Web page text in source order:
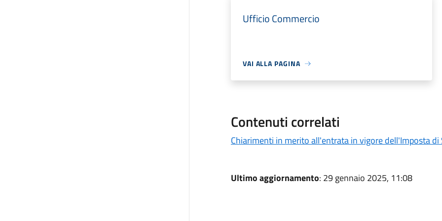
Ufficio Commercio
VAI ALLA PAGINA
Contenuti correlati
Chiarimenti in merito all'entrata in vigore dell'Imposta di
Ultimo aggiornamento: 29 gennaio 2025, 11:08